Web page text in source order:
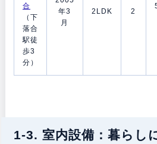
合
（下
落合
駅徒
歩3
分）
年3
月
2LDK 2
1-3. 室内設備：暮らし